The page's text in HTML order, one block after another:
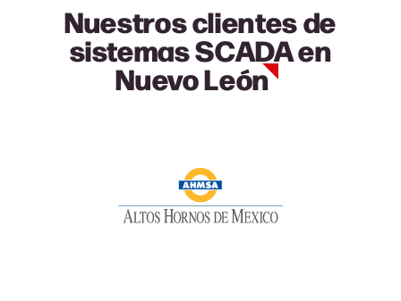
Nuestros clientes de
sistemas SCADA en
Nuevo León